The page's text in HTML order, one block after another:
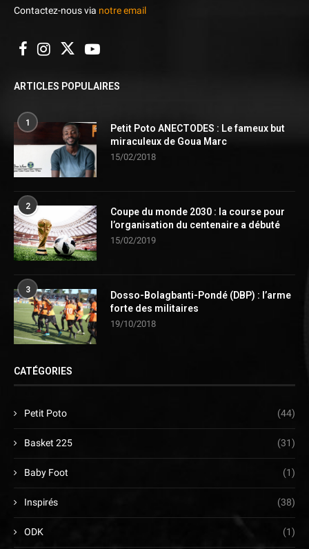
Contactez-nous via notre email
ARTICLES POPULAIRES
1
Petit Poto ANECTODES : Le fameux but
miraculeux de Goua Marc
15/02/2018
2
Coupe du monde 2030 : la course pour
l’organisation du centenaire a débuté
15/02/2019
3
Dosso-Bolagbanti-Pondé (DBP) : l’arme
forte des militaires
19/10/2018
CATÉGORIES
Petit Poto (44)
Basket 225 (31)
Baby Foot (1)
Inspirés (38)
ODK (1)